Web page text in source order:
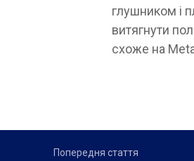
глушником і
витягнути
схоже на
Попередня стаття